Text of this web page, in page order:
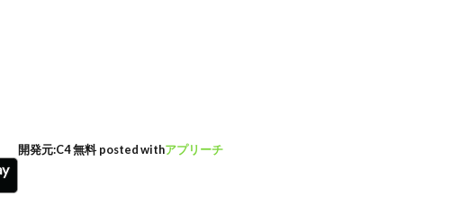
開発元:C4 無料 posted withアプリーチ